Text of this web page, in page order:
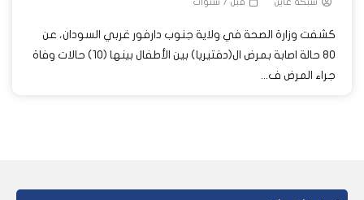
كشفت وزارة الصحة في ولاية جنوب دارفور غربي السودان، عن
80 حالة اصابة بمرض ال(دفتيريا) بين الأطفال بينها (10) حالات وفاة
جراء المرض ف...